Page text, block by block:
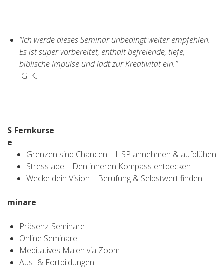
“Ich werde dieses Seminar unbedingt weiter empfehlen.
Es ist super vorbereitet, enthält befreiende, tiefe,
biblische Impulse und lädt zur Kreativität ein.”
G. K.
Fernkurse
Grenzen sind Chancen – HSP annehmen & aufblühen
Stress ade – Den inneren Kompass entdecken
Wecke dein Vision – Berufung & Selbstwert finden
S
e
minare
Präsenz-Seminare
Online Seminare
Meditatives Malen via Zoom
Aus- & Fortbildungen